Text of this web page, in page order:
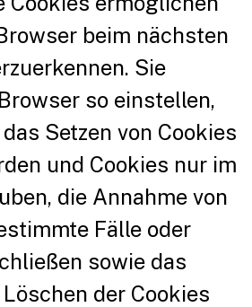
beim nächsten
Sie
so einstellen,
Setzen von Cookies
und Cookies nur im
die Annahme von
Fälle oder
sowie das
der Cookies